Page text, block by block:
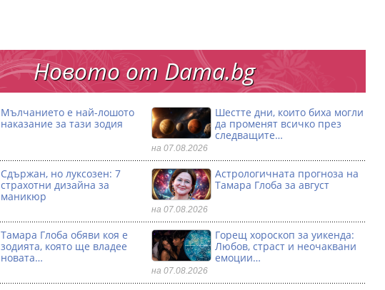
Новото от Dama.bg
Мълчанието е най-лошото
наказание за тази зодия
Шестте дни, които биха могли
да променят всичко през
следващите…
на 07.08.2026
Сдържан, но луксозен: 7
страхотни дизайна за
маникюр
Астрологичната прогноза на
Тамара Глоба за август
на 07.08.2026
Тамара Глоба обяви коя е
зодията, която ще владее
новата…
Горещ хороскоп за уикенда:
Любов, страст и неочаквани
емоции…
на 07.08.2026